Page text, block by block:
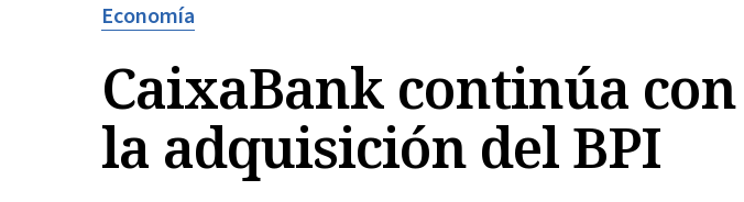
Economía
CaixaBank continúa
la adquisición del BPI
Copiar